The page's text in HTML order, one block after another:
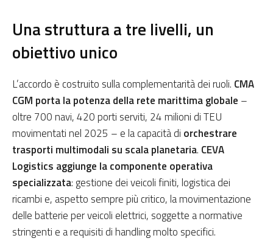
Una struttura a tre livelli, un
obiettivo unico
L’accordo è costruito sulla complementarità dei ruoli. CMA
CGM porta la potenza della rete marittima globale –
oltre 700 navi, 420 porti serviti, 24 milioni di TEU
movimentati nel 2025 – e la capacità di orchestrare
trasporti multimodali su scala planetaria. CEVA
Logistics aggiunge la componente operativa
specializzata: gestione dei veicoli finiti, logistica dei
ricambi e, aspetto sempre più critico, la movimentazione
delle batterie per veicoli elettrici, soggette a normative
stringenti e a requisiti di handling molto specifici.